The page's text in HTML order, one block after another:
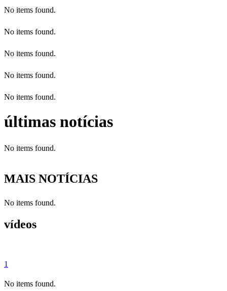
No items found.
No items found.
No items found.
No items found.
No items found.
últimas notícias
No items found.
MAIS NOTÍCIAS
No items found.
vídeos
1
No items found.